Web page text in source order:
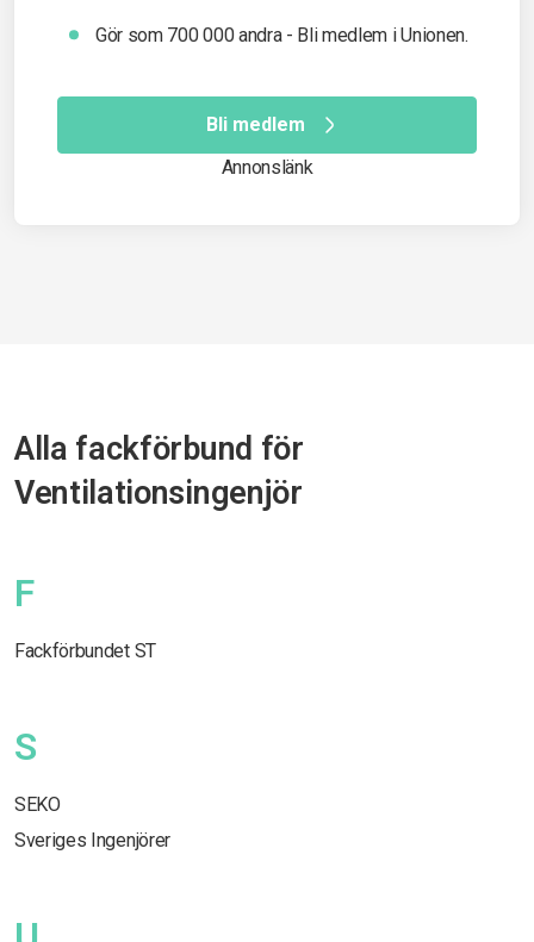
Gör som 700 000 andra - Bli medlem i Unionen.
Bli medlem
Annonslänk
Alla fackförbund för
Ventilationsingenjör
F
Fackförbundet ST
S
SEKO
Sveriges Ingenjörer